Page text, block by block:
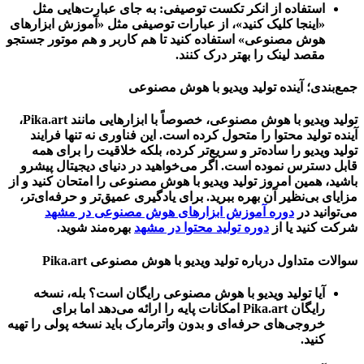
استفاده از انکر تکست توصیفی: به جای عبارت‌هایی مثل
«اینجا کلیک کنید»، از عبارات توصیفی مثل «آموزش ابزارهای
هوش مصنوعی» استفاده کنید تا هم کاربر و هم موتور جستجو
مقصد لینک را بهتر درک کنند.
جمع‌بندی؛ آینده تولید ویدیو با هوش مصنوعی
تولید ویدیو با هوش مصنوعی
، خصوصاً با ابزارهایی مانند Pika.art،
آینده تولید محتوا را متحول کرده است. این فناوری نه تنها فرایند
تولید ویدیو را ساده‌تر و سریع‌تر کرده، بلکه خلاقیت را برای همه
قابل دسترس نموده است. اگر می‌خواهید در دنیای دیجیتال پیشرو
باشید، همین امروزتولید ویدیو با هوش مصنوعی را امتحان کنید و از
مزایای بی‌نظیر آن بهره ببرید. برای یادگیری عمیق‌تر و حرفه‌ای‌تر،
می‌توانید در دوره آموزش ابزارهای هوش مصنوعی در مشهد
شرکت کنید یا از دوره تولید محتوا در مشهد بهره‌مند شوید.
سوالات متداول درباره تولید ویدیو با هوش مصنوعی Pika.art
آیا تولید ویدیو با هوش مصنوعی رایگان است؟ بله، نسخه
رایگان Pika.art امکانات پایه را ارائه می‌دهد اما برای
خروجی‌های حرفه‌ای و بدون واترمارک باید نسخه پولی را تهیه
کنید.